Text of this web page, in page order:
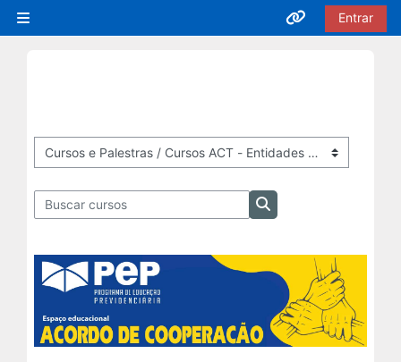
Painel lateralAcesso rápido
Inscrições Abertas
Em Andamento
Próximas Ofertas
Encerrados
Entrar
Categorias de Cursos
Buscar cursos
Buscar cursos